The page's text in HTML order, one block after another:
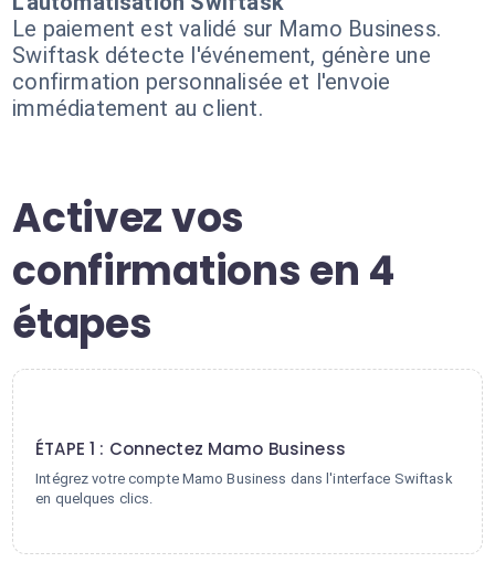
Le paiement est validé sur Mamo Business.
Swiftask détecte l'événement, génère une
confirmation personnalisée et l'envoie
immédiatement au client.
Activez vos
confirmations en 4
étapes
ÉTAPE 1 : Connectez Mamo Business
Intégrez votre compte Mamo Business dans l'interface Swiftask
en quelques clics.